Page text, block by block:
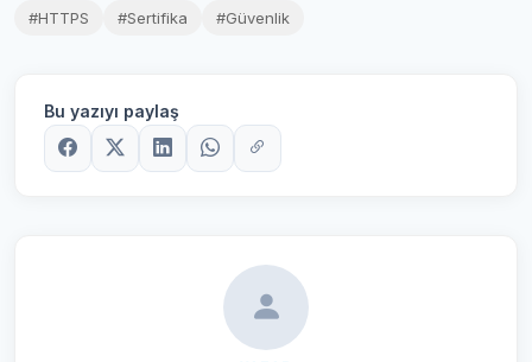
#HTTPS #Sertifika #Güvenlik
Bu yazıyı paylaş